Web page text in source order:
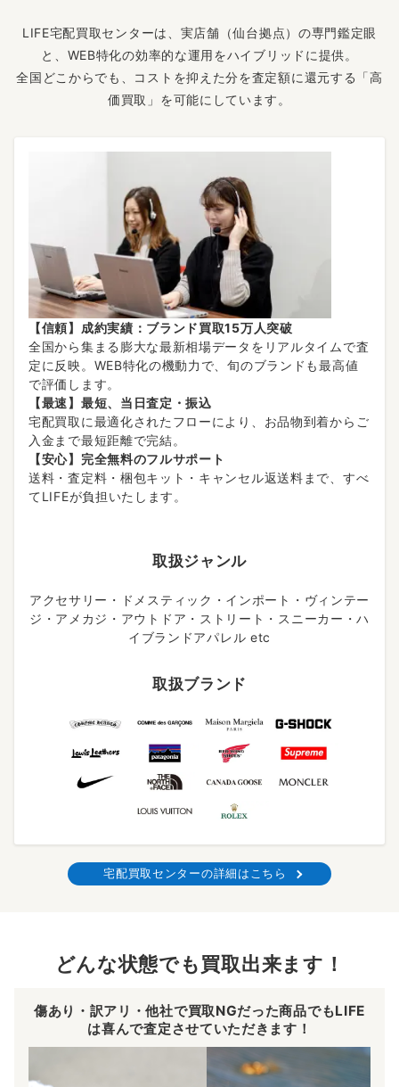
LIFE宅配買取センターは、実店舗（仙台拠点）の専門鑑定眼
と、WEB特化の効率的な運用をハイブリッドに提供。
全国どこからでも、コストを抑えた分を査定額に還元する「高
価買取」を可能にしています。
【信頼】成約実績：ブランド買取15万人突破
全国から集まる膨大な最新相場データをリアルタイムで査
定に反映。WEB特化の機動力で、旬のブランドも最高値
で評価します。
【最速】最短、当日査定・振込
宅配買取に最適化されたフローにより、お品物到着からご
入金まで最短距離で完結。
【安心】完全無料のフルサポート
送料・査定料・梱包キット・キャンセル返送料まで、すべ
てLIFEが負担いたします。
取扱ジャンル
アクセサリー・ドメスティック・インポート・ヴィンテー
ジ・アメカジ・アウトドア・ストリート・スニーカー・ハ
イブランドアパレル etc
取扱ブランド
宅配買取センターの詳細はこちら
どんな状態でも買取出来ます！
傷あり・訳アリ・他社で買取NGだった商品でもLIFE
は喜んで査定させていただきます！